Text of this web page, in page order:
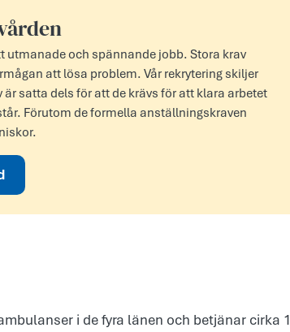
utmanade och spännande jobb. Stora krav
att lösa problem. Vår rekrytering skiljer
satta dels för att de krävs för att klara arbetet
Förutom de formella anställningskraven
i de fyra länen och betjänar cirka 1